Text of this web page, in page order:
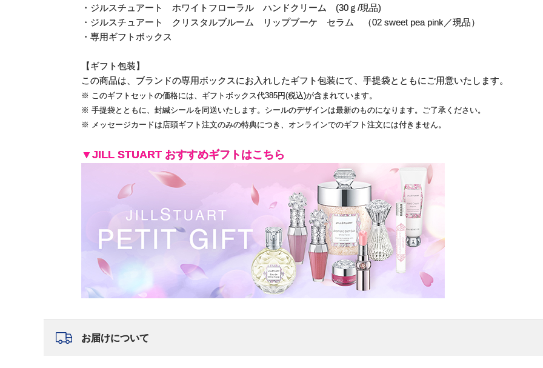
・ジルスチュアート ホワイトフローラル ハンドクリーム (30ｇ/現品)
・ジルスチュアート クリスタルブルーム リップブーケ セラム （02 sweet pea pink／現品）
・専用ギフトボックス
【ギフト包装】
この商品は、ブランドの専用ボックスにお入れしたギフト包装にて、手提袋とともにご用意いたします。
※ このギフトセットの価格には、ギフトボックス代385円(税込)が含まれています。
※ 手提袋とともに、封緘シールを同送いたします。シールのデザインは最新のものになります。ご了承ください。
※ メッセージカードは店頭ギフト注文のみの特典につき、オンラインでのギフト注文には付きません。
▼JILL STUART おすすめギフトはこちら
お届けについて